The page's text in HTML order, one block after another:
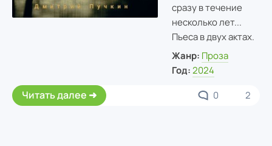
сразу в течение
несколько лет...
Пьеса в двух актах.
Жанр: Проза
Год: 2024
Читать далее 0 2